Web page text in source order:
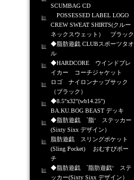
SCUMBAG CD
POSSESSED LABEL LOGO
CREW SWEAT SHIRTS(クルー
ネックスウェット） ブラック
◆脂肪遊戯 CLUBスポーツタオ
ル
◆HARDCORE ウインドブレ
イカー コーチジャケット
ロゴ ナイロンナップサック
（ブラック）
◆8.5"x32"(wb14.25")
BA.KU.BOG BEAST デッキ
◆脂肪遊戯 `脂‘ ステッカー
(Sixty Sixx デザイン）
脂肪遊戯 スリングポケット
(Sling Pocket) おむすびポー
チ
◆脂肪遊戯 `脂肪遊戯‘ ステ
ッカー(Sixty Sixx デザイン）